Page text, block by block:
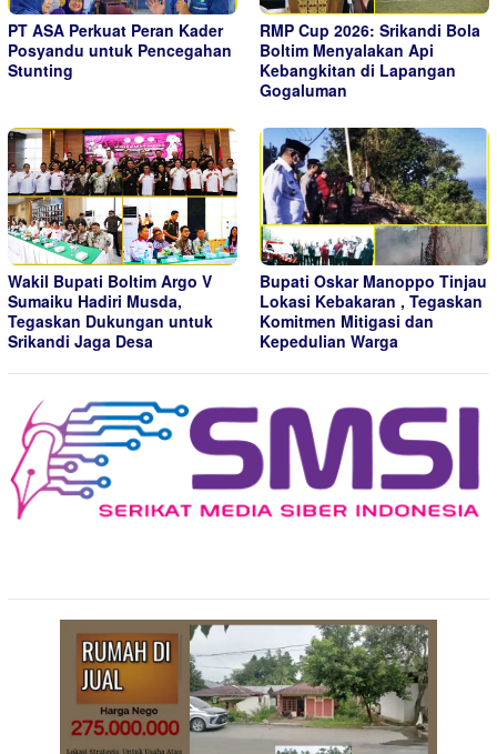
PT ASA Perkuat Peran Kader
Posyandu untuk Pencegahan
Stunting
RMP Cup 2026: Srikandi Bola
Boltim Menyalakan Api
Kebangkitan di Lapangan
Gogaluman
Wakil Bupati Boltim Argo V
Sumaiku Hadiri Musda,
Tegaskan Dukungan untuk
Srikandi Jaga Desa
Bupati Oskar Manoppo Tinjau
Lokasi Kebakaran , Tegaskan
Komitmen Mitigasi dan
Kepedulian Warga